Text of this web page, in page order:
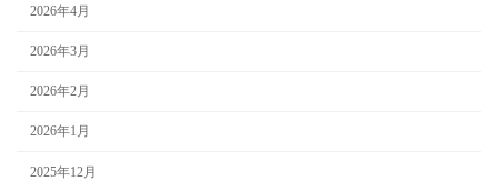
2026年4月
2026年3月
2026年2月
2026年1月
2025年12月